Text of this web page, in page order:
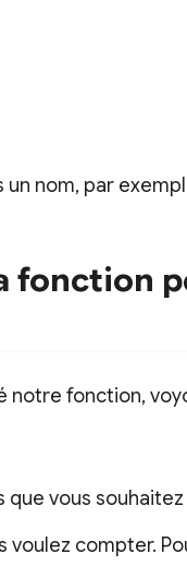
nom, par
fonction
notre fonction,
vous
voulez compter.